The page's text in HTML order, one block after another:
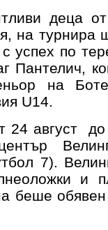
деца
на турнира
успех по
Пантелич,
на
U14.
24 август
7).
и
беше